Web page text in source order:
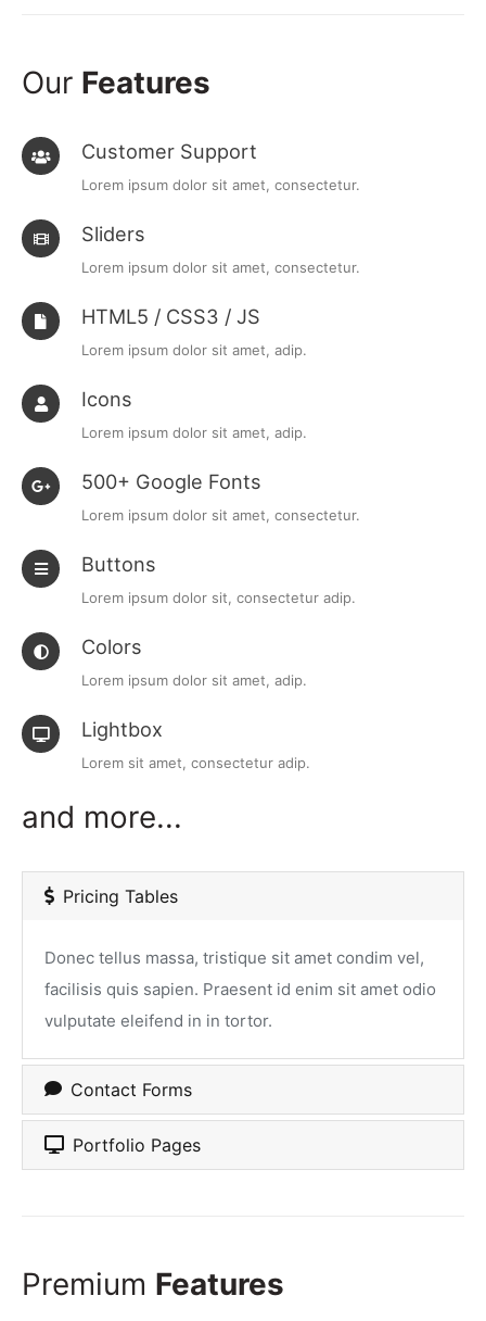
Our Features
Customer Support
Lorem ipsum dolor sit amet, consectetur.
Sliders
Lorem ipsum dolor sit amet, consectetur.
HTML5 / CSS3 / JS
Lorem ipsum dolor sit amet, adip.
Icons
Lorem ipsum dolor sit amet, adip.
500+ Google Fonts
Lorem ipsum dolor sit amet, consectetur.
Buttons
Lorem ipsum dolor sit, consectetur adip.
Colors
Lorem ipsum dolor sit amet, adip.
Lightbox
Lorem sit amet, consectetur adip.
and more...
Pricing Tables
Donec tellus massa, tristique sit amet condim vel,
facilisis quis sapien. Praesent id enim sit amet odio
vulputate eleifend in in tortor.
Contact Forms
Portfolio Pages
Premium Features